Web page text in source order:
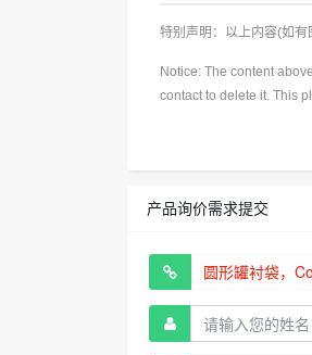
特别声明：以上内容(如有
Notice: The content
contact to delete it. This
产品询价需求提交